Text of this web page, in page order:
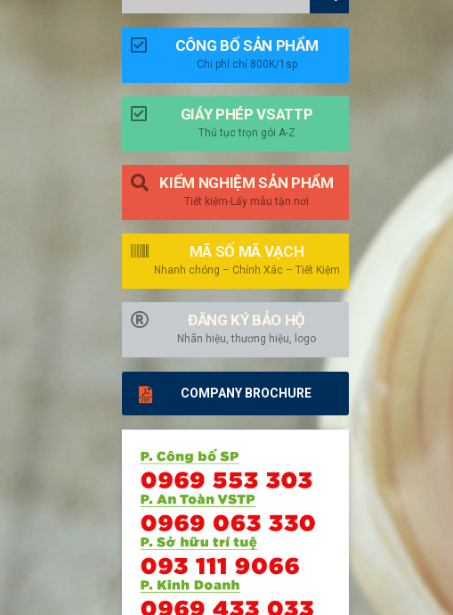
CÔNG BỐ SẢN PHẨM
Chi phí chỉ 800K/1sp
GIÁY PHÉP VSATTP
Thủ tục trọn gói A-Z
KIỂM NGHIỆM SẢN PHẨM
Tiết kiệm-Lấy mẫu tận nơi
MÃ SỐ MÃ VẠCH
Nhanh chóng – Chính Xác – Tiết Kiệm
ĐĂNG KÝ BẢO HỘ
Nhãn hiệu, thương hiệu, logo
COMPANY BROCHURE